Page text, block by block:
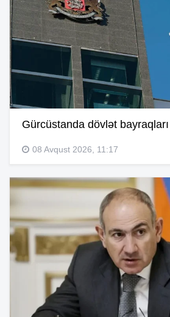
Gürcüstanda dövlət
08 Avqust 2026, 11:17